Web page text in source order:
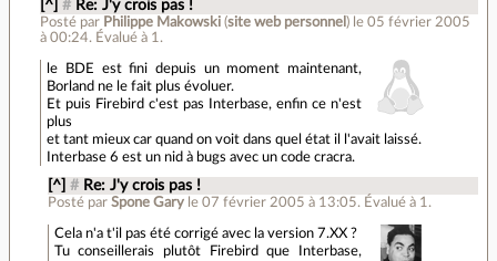
[^] # Re: J'y crois pas !
Posté par Philippe Makowski (site web personnel ) le 05 février 2005
à 00:24. Évalué à 1.
le BDE est fini depuis un moment maintenant,
Borland ne le fait plus évoluer.
Et puis Firebird c'est pas Interbase, enfin ce n'est
plus
et tant mieux car quand on voit dans quel état il l'avait laissé.
Interbase 6 est un nid à bugs avec un code cracra.
[^] # Re: J'y crois pas !
Posté par Spone Gary le 07 février 2005 à 13:05. Évalué à 1 .
Cela n'a t'il pas été corrigé avec la version 7.XX ?
Tu conseillerais plutôt Firebird que Interbase,